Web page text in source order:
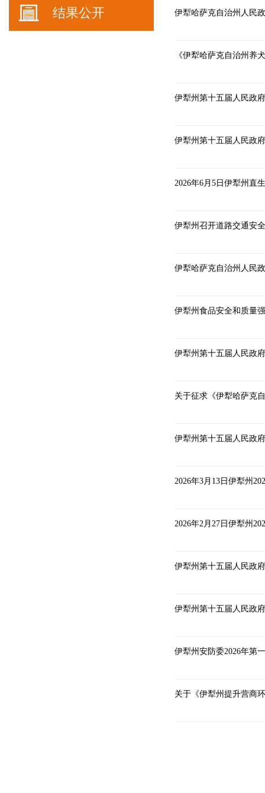
结果公开 伊犁哈萨克自治州人民
《伊犁哈萨克自治州养
伊犁州第十五届人民政
伊犁州第十五届人民政
2026年6月5日伊犁州直
伊犁州召开道路交通安
伊犁州食品安全和质量
伊犁州第十五届人民政
关于征求《伊犁哈萨克
伊犁州第十五届人民政
2026年3月13日伊犁州
2026年2月27日伊犁州
伊犁州第十五届人民政
伊犁州第十五届人民政
伊犁州安防委2026年第
关于《伊犁州提升营商